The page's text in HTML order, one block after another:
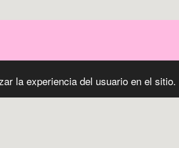
la experiencia del usuario en el sitio.